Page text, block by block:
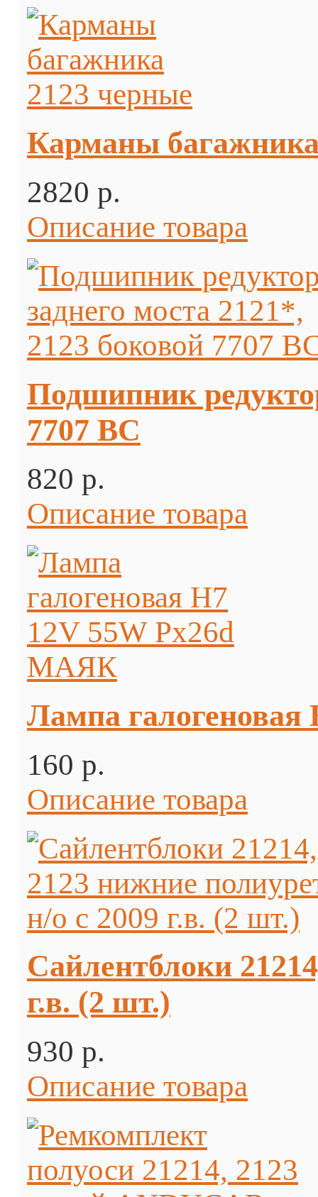
Карманы
2820 p.
Описание товара
Подшипник
7707 ВС
820 p.
Описание товара
Лампа
160 p.
Описание товара
Сайлентблоки
г.в. (2 шт.)
930 p.
Описание товара